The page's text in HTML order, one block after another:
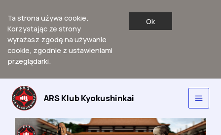
Ta strona używa cookie.
Korzystając ze strony
wyrażasz zgodę na używanie
cookie, zgodnie z ustawieniami
przeglądarki.
Ok
Przejdź
treści
ARS Klub Kyokushinkai
Main